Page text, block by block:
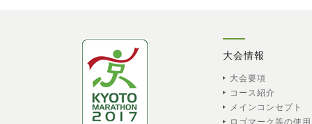
大会情報
大会要項
コース紹介
メインコンセプト